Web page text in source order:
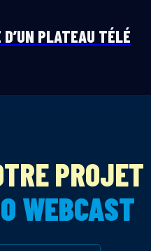
PLATEAU TÉLÉ
PROJET
WEBCAST